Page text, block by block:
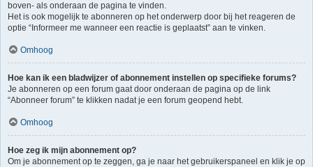
boven- als onderaan de pagina te vinden.
Het is ook mogelijk te abonneren op het onderwerp door bij het reageren de
optie “Informeer me wanneer een reactie is geplaatst” aan te vinken.
Omhoog
Hoe kan ik een bladwijzer of abonnement instellen op specifieke forums?
Je abonneren op een forum gaat door onderaan de pagina op de link
“Abonneer forum” te klikken nadat je een forum geopend hebt.
Omhoog
Hoe zeg ik mijn abonnement op?
Om je abonnement op te zeggen, ga je naar het gebruikerspaneel en klik je op